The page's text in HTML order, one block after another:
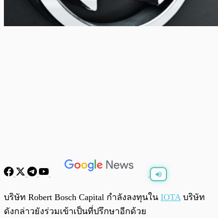
0:00
บริษัท Robert Bosch Capital กำลังลงทุนใน IOTAบริษัท
ดังกล่าวยังร่วมเข้าเป็นที่ปรึกษาอีกด้วย